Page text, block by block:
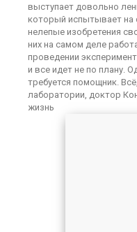
выступает довольно
который испытывает на
нелепые изобретения
них на самом деле
проведении
и все идет не по плану.
требуется помощник.
лаборатории, доктор
жизнь